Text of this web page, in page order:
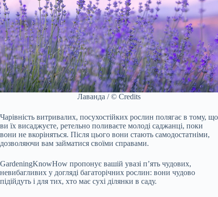
Лаванда / © Credits
Чарівність витривалих, посухостійких рослин полягає в тому, що
ви їх висаджуєте, ретельно поливаєте молоді саджанці, поки
вони не вкоріняться. Після цього вони стають самодостатніми,
дозволяючи вам займатися своїми справами.
GardeningKnowHow пропонує вашій увазі п’ять чудових,
невибагливих у догляді багаторічних рослин: вони чудово
підійдуть і для тих, хто має сухі ділянки в саду.